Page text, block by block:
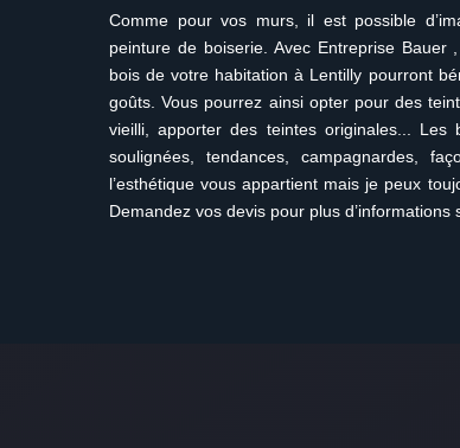
Comme pour vos murs, il est possible
peinture de boiserie. Avec Entreprise Bauer
bois de votre habitation à Lentilly pourront
goûts. Vous pourrez ainsi opter pour des
vieilli, apporter des teintes originales...
soulignées, tendances, campagnardes,
l’esthétique vous appartient mais je peux
Demandez vos devis pour plus